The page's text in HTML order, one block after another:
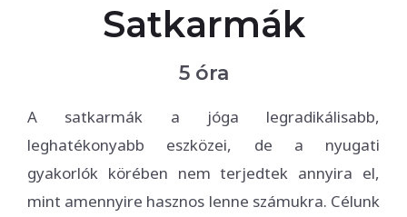
Satkarmák
5 óra
A satkarmák a jóga legradikálisabb,
leghatékonyabb eszközei, de a nyugati
gyakorlók körében nem terjedtek annyira el,
mint amennyire hasznos lenne számukra. Célunk